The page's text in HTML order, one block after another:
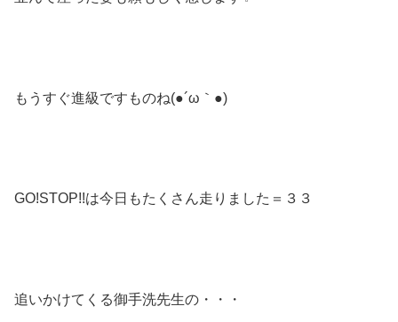
もうすぐ進級ですものね(●´ω｀●)
GO!STOP!!は今日もたくさん走りました＝３３
追いかけてくる御手洗先生の・・・